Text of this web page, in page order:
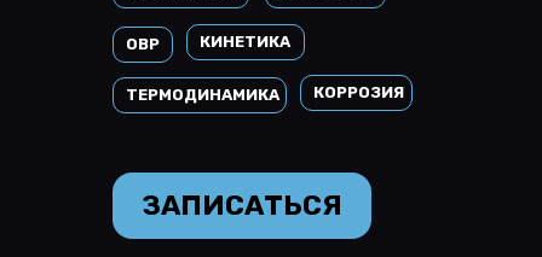
ТЕРМОДИНАМИКА КОРРОЗИЯ
КИНЕТИКА
ОВР
ЗАПИСАТЬСЯ